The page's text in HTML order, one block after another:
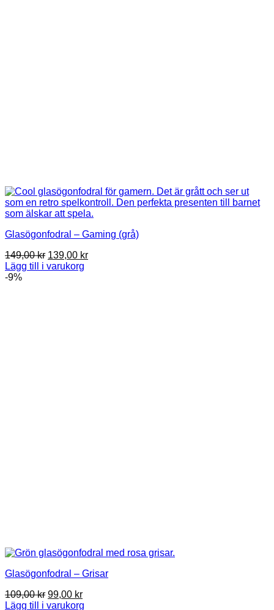
Glasögonfodral – Gaming (grå)
149,00kr Det
ursprungliga
139,00 krDet
Lägg till i varukorg
-9%
Glasögonfodral – Grisar
109,00kr Det
ursprungliga
99,00 krDet
nuvarande
Lägg till i varukorg